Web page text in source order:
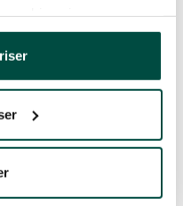
la continuité
de robots en